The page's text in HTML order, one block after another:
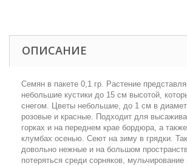
ОПИСАНИЕ
Семян в пакете 0,1 гр. Растение
небольшие кустики до 15 см высотой,
снегом. Цветы небольшие, до 1 см в
розовые и красные. Подходит для
горках и на переднем крае бордюра, а
клумбах осенью. Сеют на зиму в грядки.
довольно нежные и на большом
потеряться среди сорняков, мульчирование